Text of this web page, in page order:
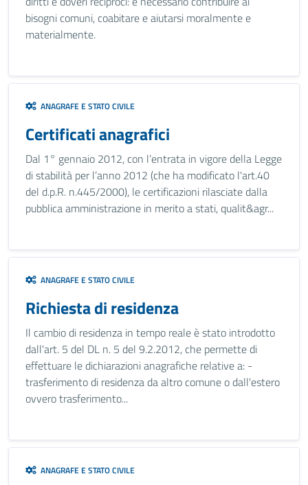
bisogni comuni, coabitare e aiutarsi moralmente e
materialmente.
ANAGRAFE E STATO CIVILE
Certificati anagrafici
Dal 1° gennaio 2012, con l’entrata in vigore della Legge
di stabilità per l’anno 2012 (che ha modificato l'art.40
del d.p.R. n.445/2000), le certificazioni rilasciate dalla
pubblica amministrazione in merito a stati, qualit&agr...
ANAGRAFE E STATO CIVILE
Richiesta di residenza
Il cambio di residenza in tempo reale è stato introdotto
dall'art. 5 del DL n. 5 del 9.2.2012, che permette di
effettuare le dichiarazioni anagrafiche relative a: -
trasferimento di residenza da altro comune o dall'estero
ovvero trasferimento...
ANAGRAFE E STATO CIVILE